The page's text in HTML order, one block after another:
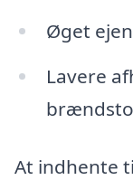
Øget
Lavere
At indhente